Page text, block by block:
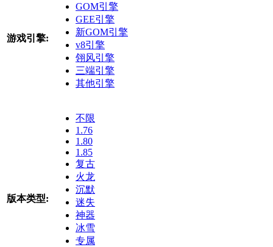
游戏引擎:
GOM引擎
GEE引擎
新GOM引擎
v8引擎
翎风引擎
三端引擎
其他引擎
版本类型:
不限
1.76
1.80
1.85
复古
火龙
沉默
迷失
神器
冰雪
专属